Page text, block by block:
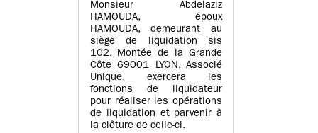
Monsieur Abdelaziz
HAMOUDA, époux
HAMOUDA, demeurant au
siège de liquidation sis
102, Montée de la Grande
Côte 69001 LYON, Associé
Unique, exercera les
fonctions de liquidateur
pour réaliser les opérations
de liquidation et parvenir à
la clôture de celle-ci.